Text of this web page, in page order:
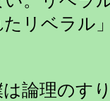
リベラル
論理のす